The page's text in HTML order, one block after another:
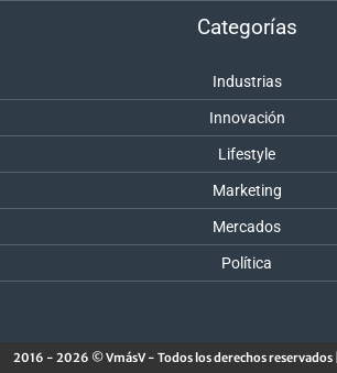
Categorías
Industrias
Innovación
Lifestyle
Marketing
Mercados
Política
2016 - 2026 © VmásV - Todos los derechos reservados